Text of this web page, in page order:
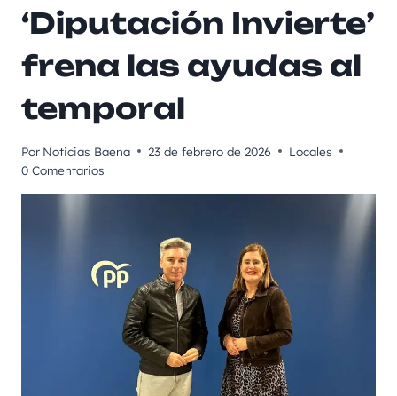
‘Diputación Invierte’
frena las ayudas al
temporal
Por Noticias Baena 23 de febrero de 2026
Locales
0 Comentarios